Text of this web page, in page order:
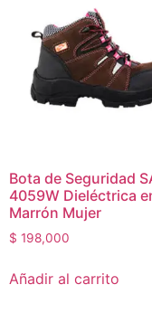
Bota de Seguridad
4059W Dieléctrica
Marrón Mujer
$ 198,000
Añadir al carrito